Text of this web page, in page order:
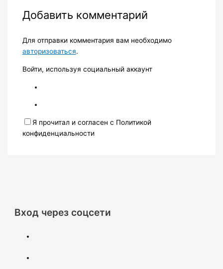
Добавить комментарий
Для отправки комментария вам необходимо
авторизоваться.
Войти, используя социальный аккаунт
Я прочитал и согласен с Политикой
конфиденциальности
Вход через соцсети